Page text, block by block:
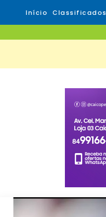
Início Classificados